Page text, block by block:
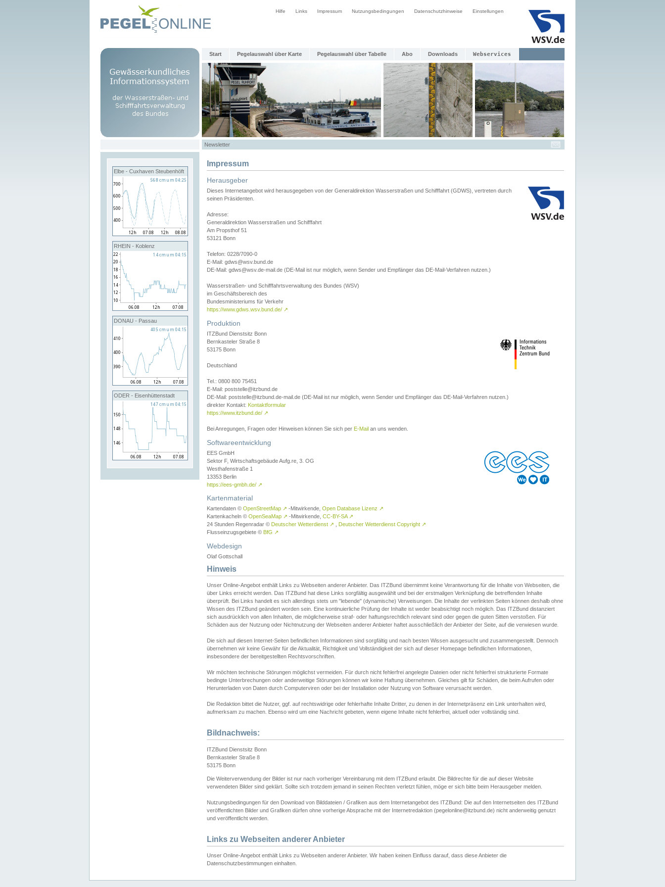
Hilfe Links Impressum Nutzungsbedingungen Datenschutzhinweise Einstellungen
Start Pegelauswahl über Karte Pegelauswahl über Tabelle Abo Downloads Webservices
Newsletter
Elbe - Cuxhaven Steubenhöft
RHEIN - Koblenz
DONAU - Passau
ODER - Eisenhüttenstadt
Impressum
Herausgeber
Dieses Internetangebot wird herausgegeben von der Generaldirektion Wasserstraßen und Schifffahrt (GDWS), vertreten durch
seinen Präsidenten.
Adresse:
Generaldirektion Wasserstraßen und Schifffahrt
Am Propsthof 51
53121 Bonn
Telefon: 0228/7090-0
E-Mail: gdws@wsv.bund.de
DE-Mail: gdws@wsv.de-mail.de (DE-Mail ist nur möglich, wenn Sender und Empfänger das DE-Mail-Verfahren nutzen.)
Wasserstraßen- und Schifffahrtsverwaltung des Bundes (WSV)
im Geschäftsbereich des
Bundesministeriums für Verkehr
https://www.gdws.wsv.bund.de/ ↗
Produktion
ITZBund Dienstsitz Bonn
Bernkasteler Straße 8
53175 Bonn
Deutschland
Tel.: 0800 800 75451
E-Mail: poststelle@itzbund.de
DE-Mail: poststelle@itzbund.de-mail.de (DE-Mail ist nur möglich, wenn Sender und Empfänger das DE-Mail-Verfahren nutzen.)
direkter Kontakt: Kontaktformular
https://www.itzbund.de/ ↗
Bei Anregungen, Fragen oder Hinweisen können Sie sich per E-Mail an uns wenden.
Softwareentwicklung
EES GmbH
Sektor F, Wirtschaftsgebäude Aufg.re, 3. OG
Westhafenstraße 1
13353 Berlin
https://ees-gmbh.de/ ↗
Kartenmaterial
Kartendaten © OpenStreetMap ↗ -Mitwirkende, Open Database Lizenz ↗
Kartenkacheln © OpenSeaMap ↗ -Mitwirkende, CC-BY-SA ↗
24 Stunden Regenradar © Deutscher Wetterdienst ↗ Deutscher Wetterdienst Copyright ↗
Flusseinzugsgebiete © BfG ↗
Webdesign
Olaf Gottschall
Hinweis
Unser Online-Angebot enthält Links zu Webseiten anderer Anbieter. Das ITZBund übernimmt keine Verantwortung für die Inhalte von Webseiten, die
über Links erreicht werden. Das ITZBund hat diese Links sorgfältig ausgewählt und bei der erstmaligen Verknüpfung die betreffenden Inhalte
überprüft. Bei Links handelt es sich allerdings stets um "lebende" (dynamische) Verweisungen. Die Inhalte der verlinkten Seiten können deshalb ohne
Wissen des ITZBund geändert worden sein. Eine kontinuierliche Prüfung der Inhalte ist weder beabsichtigt noch möglich. Das ITZBund distanziert
sich ausdrücklich von allen Inhalten, die möglicherweise straf- oder haftungsrechtlich relevant sind oder gegen die guten Sitten verstoßen. Für
Schäden aus der Nutzung oder Nichtnutzung der Webseiten anderer Anbieter haftet ausschließlich der Anbieter der Seite, auf die verwiesen wurde.
Die sich auf diesen Internet-Seiten befindlichen Informationen sind sorgfältig und nach besten Wissen ausgesucht und zusammengestellt. Dennoch
übernehmen wir keine Gewähr für die Aktualität, Richtigkeit und Vollständigkeit der sich auf dieser Homepage befindlichen Informationen,
insbesondere der bereitgestellten Rechtsvorschriften.
Wir möchten technische Störungen möglichst vermeiden. Für durch nicht fehlerfrei angelegte Dateien oder nicht fehlerfrei strukturierte Formate
bedingte Unterbrechungen oder anderweitige Störungen können wir keine Haftung übernehmen. Gleiches gilt für Schäden, die beim Aufrufen oder
Herunterladen von Daten durch Computerviren oder bei der Installation oder Nutzung von Software verursacht werden.
Die Redaktion bittet die Nutzer, ggf. auf rechtswidrige oder fehlerhafte Inhalte Dritter, zu denen in der Internetpräsenz ein Link unterhalten wird,
aufmerksam zu machen. Ebenso wird um eine Nachricht gebeten, wenn eigene Inhalte nicht fehlerfrei, aktuell oder vollständig sind.
Bildnachweis:
ITZBund Dienstsitz Bonn
Bernkasteler Straße 8
53175 Bonn
Die Weiterverwendung der Bilder ist nur nach vorheriger Vereinbarung mit dem ITZBund erlaubt. Die Bildrechte für die auf dieser Website
verwendeten Bilder sind geklärt. Sollte sich trotzdem jemand in seinen Rechten verletzt fühlen, möge er sich bitte beim Herausgeber melden.
Nutzungsbedingungen für den Download von Bilddateien / Grafiken aus dem Internetangebot des ITZBund: Die auf den Internetseiten des ITZBund
veröffentlichten Bilder und Grafiken dürfen ohne vorherige Absprache mit der Internetredaktion (pegelonline@itzbund.de) nicht anderweitig genutzt
und veröffentlicht werden.
Links zu Webseiten anderer Anbieter
Unser Online-Angebot enthält Links zu Webseiten anderer Anbieter. Wir haben keinen Einfluss darauf, dass diese Anbieter die
Datenschutzbestimmungen einhalten.